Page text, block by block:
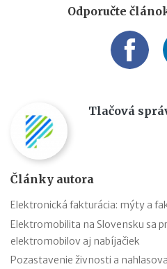
Odporučte
Tlačová
Články autora
Elektronická fakturácia: mýty a
Elektromobilita na Slovensku sa
elektromobilov aj nabíjačiek
Pozastavenie živnosti a